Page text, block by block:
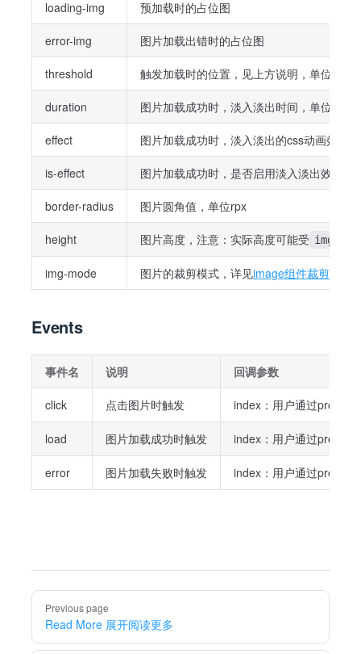
loading-img 预加载时的占位图
error-img 图片加载出错时的占位图
threshold 触发加载时的位置，见上方说明，单位 rpx
duration 图片加载成功时，淡入淡出时间，单位ms
effect 图片加载成功时，淡入淡出的css动画效果
is-effect 图片加载成功时，是否启用淡入淡出效果
border-radius 图片圆角值，单位rpx
height 图片高度，注意：实际高度可能受 img-
img-mode 图片的裁剪模式，详见image组件裁剪模式
Events
事件名 说明 回调参数
click 点击图片时触发 index：用户通过props传
load 图片加载成功时触发 index：用户通过props传
error 图片加载失败时触发 index：用户通过props传
PagerPrevious page
Read More 展开阅读更多